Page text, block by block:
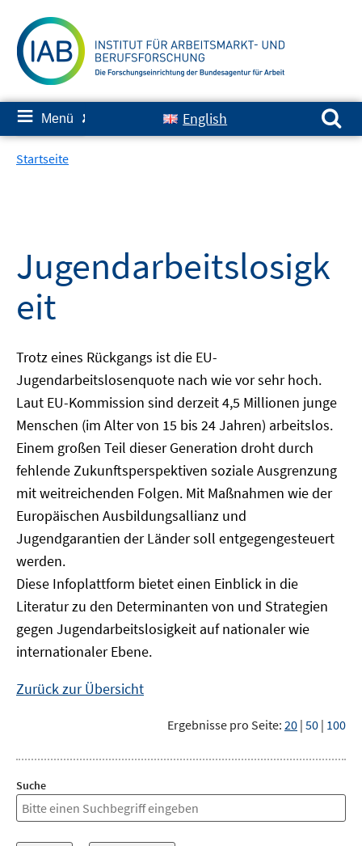
zum
Inhalt
≡ Menü ✘ English
Suchen nach:
Startseite
Jugendarbeitslosigk
eit
Trotz eines Rückgangs ist die EU-
Jugendarbeitslosenquote nach wie vor sehr hoch.
Laut EU-Kommission sind derzeit 4,5 Millionen junge
Menschen (im Alter von 15 bis 24 Jahren) arbeitslos.
Einem großen Teil dieser Generation droht durch
fehlende Zukunftsperspektiven soziale Ausgrenzung
mit weitreichenden Folgen. Mit Maßnahmen wie der
Europäischen Ausbildungsallianz und
Jugendgarantien der Länder soll entgegengesteuert
werden.
Diese Infoplattform bietet einen Einblick in die
Literatur zu den Determinanten von und Strategien
gegen Jugendarbeitslosigkeit auf nationaler wie
internationaler Ebene.
Zurück zur Übersicht
Ergebnisse pro Seite: 20 | 50 | 100
Suche